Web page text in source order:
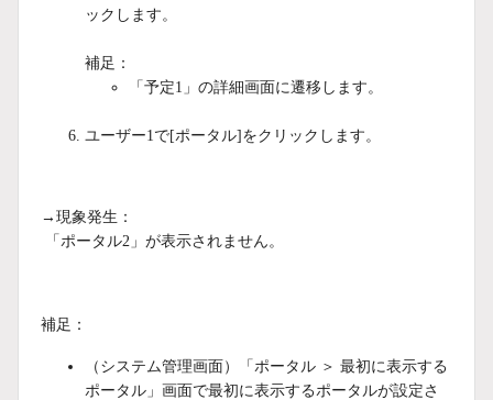
ックします。
補足：
「予定1」の詳細画面に遷移します。
ユーザー1で[ポータル]をクリックします。
→現象発生：
「ポータル2」が表示されません。
補足：
（システム管理画面）「ポータル ＞ 最初に表示する
ポータル」画面で最初に表示するポータルが設定さ